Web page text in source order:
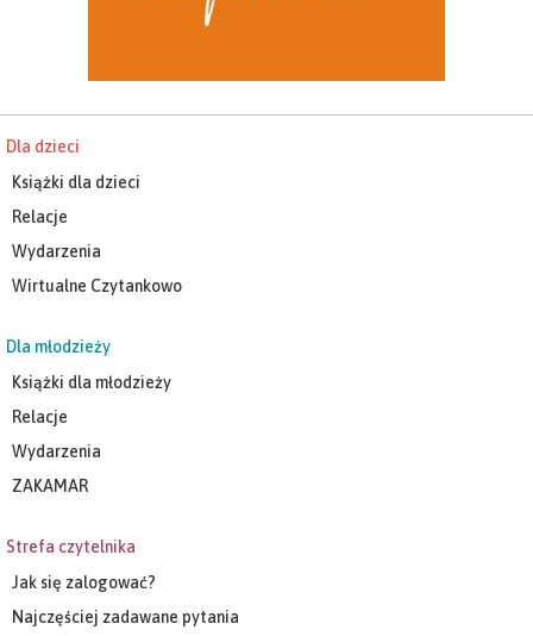
Dla dzieci
Książki dla dzieci
Relacje
Wydarzenia
Wirtualne Czytankowo
Dla młodzieży
Książki dla młodzieży
Relacje
Wydarzenia
ZAKAMAR
Strefa czytelnika
Jak się zalogować?
Najczęściej zadawane pytania